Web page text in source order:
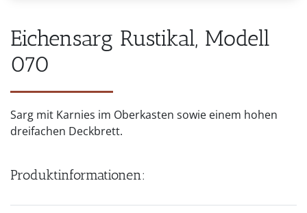
Eichensarg Rustikal, Modell
070
Sarg mit Karnies im Oberkasten sowie einem hohen
dreifachen Deckbrett.
Produktinformationen: